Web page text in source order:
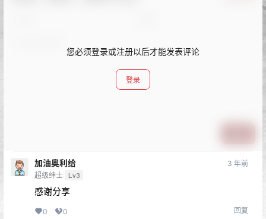
您必须登录或注册以后才能发表评论
登录
加油奥利给
超级绅士 Lv3
3 年前
感谢分享
0 0 回复